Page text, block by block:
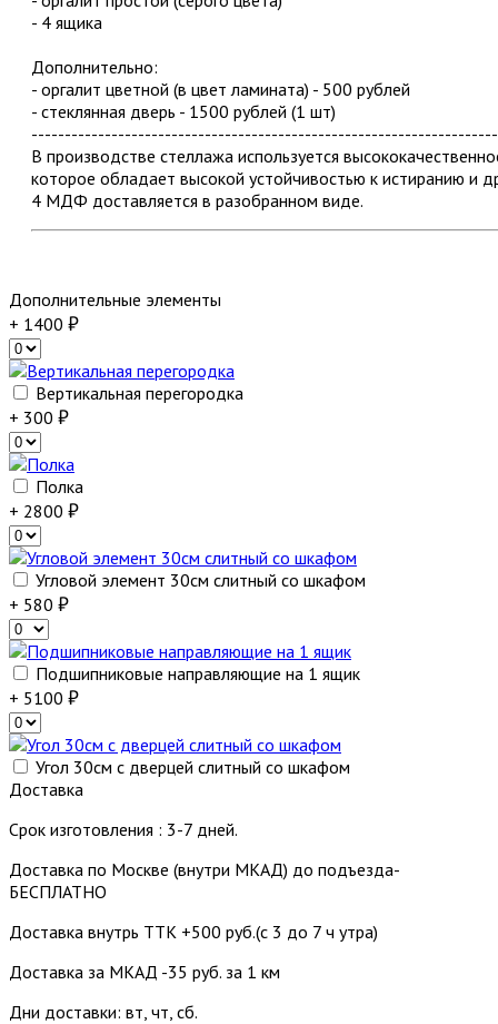
- 4 ящика
Дополнительно:
- оргалит цветной (в цвет ламината) - 500 рублей
- стеклянная дверь - 1500 рублей (1 шт)
В производстве стеллажа используется
которое обладает высокой устойчивостью к истиранию и
4 МДФ доставляется в разобранном виде.
Дополнительные элементы
+ 1400
Вертикальная перегородка
+ 300
Полка
+ 2800
Угловой элемент 30см слитный со шкафом
+ 580
Подшипниковые направляющие на 1 ящик
+ 5100
Угол 30см с дверцей слитный со шкафом
Доставка
Срок изготовления : 3-7 дней.
Доставка по Москве (внутри МКАД) до подъезда-
БЕСПЛАТНО
Доставка внутрь ТТК +500 руб.(с 3 до 7 ч утра)
Доставка за МКАД -35 руб. за 1 км
Дни доставки: вт, чт, сб.